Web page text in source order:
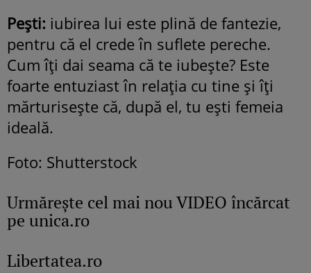
Peşti: iubirea lui este plină de fantezie,
pentru că el crede în suflete pereche.
Cum îţi dai seama că te iubeşte? Este
foarte entuziast în relaţia cu tine şi îţi
mărturiseşte că, după el, tu eşti femeia
ideală.
Foto: Shutterstock
Urmăreşte cel mai nou VIDEO încărcat
pe unica.ro
Libertatea.ro